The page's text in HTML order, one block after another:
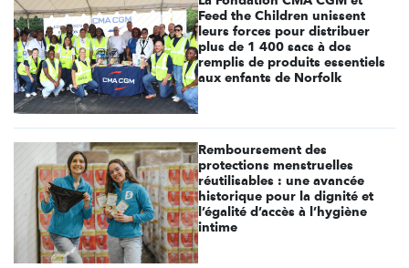
Feed the Children unissent
leurs forces pour distribuer
plus de 1 400 sacs à dos
remplis de produits essentiels
aux enfants de Norfolk
Remboursement des
protections menstruelles
réutilisables : une avancée
historique pour la dignité et
l’égalité d’accès à l’hygiène
intime